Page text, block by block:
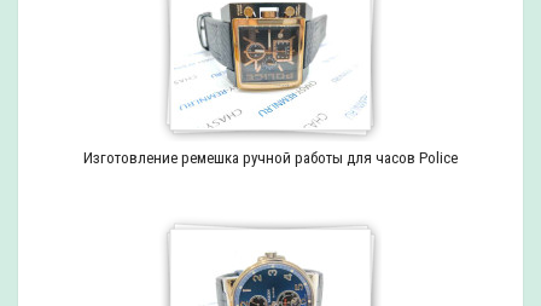
Изготовление ремешка ручной работы для часов Police